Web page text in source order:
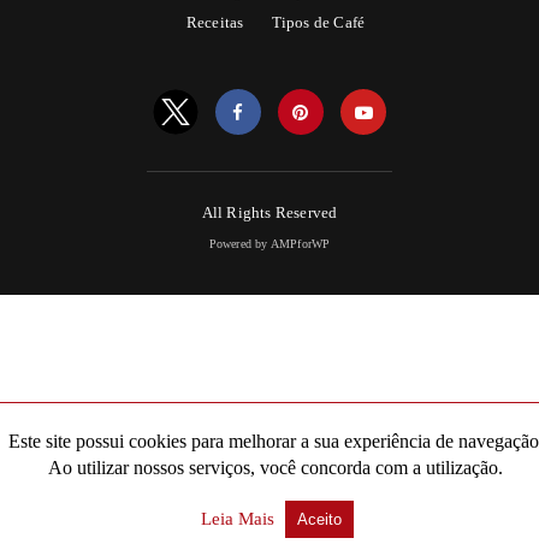
Receitas
Tipos de Café
All Rights Reserved
Powered by AMPforWP
Este site possui cookies para melhorar a sua experiência de
Ao utilizar nossos serviços, você concorda com a utilização.
Leia Mais Aceito